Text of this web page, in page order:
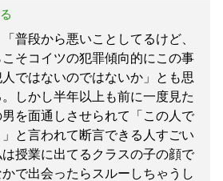
普段から悪いことしてるけど、
こそコイツの犯罪傾向的にこの事
ではないのではないか」とも思
しかし半年以上も前に一度見た
男を面通しさせられて「この人で
と言われて断言できる人すごい
は授業に出てるクラスの子の顔で
かで出会ったらスルーしちゃうし